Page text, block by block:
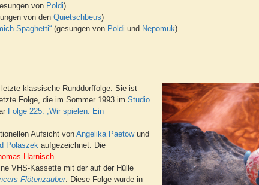
von Poldi)
von denQuietschbeus)
Spaghetti“ (gesungen von Poldi und Nepomuk)
klassische Runddorffolge. Sie ist
Folge, die im Sommer 1993 imStudio
Folge 225: „Wir spielen: Ein
Aufsicht vonAngelika Paetowund
Polaszek aufgezeichnet. Die
Harnisch
VHS-Kassette mit der auf der Hülle
Flötenzauber. Diese Folge wurde in